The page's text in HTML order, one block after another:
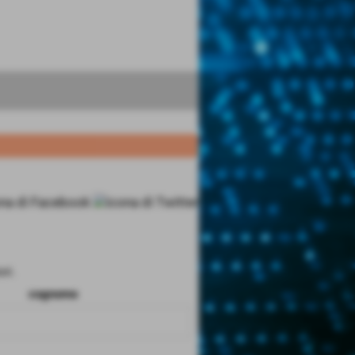
cognome